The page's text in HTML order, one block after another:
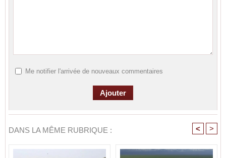
Me notifier l'arrivée de nouveaux commentaires
DANS LA MÊME RUBRIQUE : < >